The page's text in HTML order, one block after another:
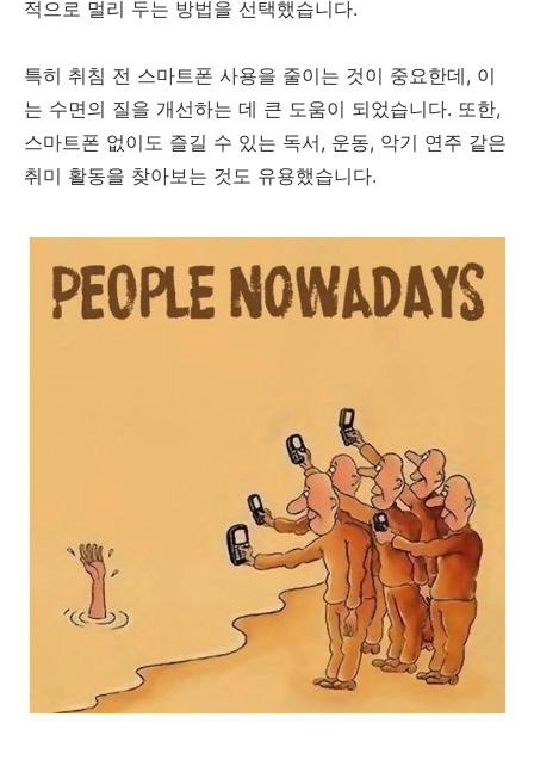
적으로 멀리 두는 방법을 선택했습니다.
특히 취침 전 스마트폰 사용을 줄이는 것이 중요한데, 이
는 수면의 질을 개선하는 데 큰 도움이 되었습니다. 또한,
스마트폰 없이도 즐길 수 있는 독서, 운동, 악기 연주 같은
취미 활동을 찾아보는 것도 유용했습니다.